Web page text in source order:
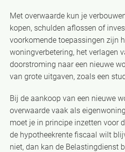
Met overwaarde kun je
kopen, schulden aflossen of
voorkomende toepassingen zijn
woningverbetering, het verlagen
doorstroming naar een nieuwe
van grote uitgaven, zoals een
Bij de aankoop van een nieuwe
overwaarde vaak als
moet je in principe inzetten voor
de hypotheekrente fiscaal wilt
niet, dan kan de Belastingdienst